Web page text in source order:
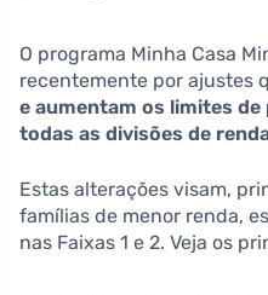
O programa Minha Casa
recentemente por ajustes
e aumentam os limites
todas as divisões de
Estas alterações visam,
famílias de menor renda,
nas Faixas 1 e 2. Veja os